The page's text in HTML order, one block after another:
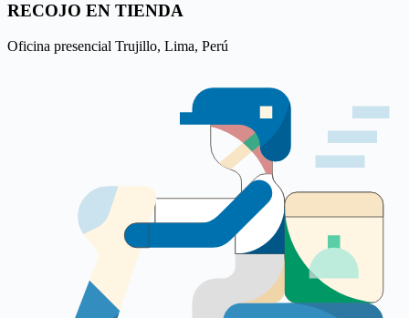
RECOJO EN TIENDA
Oficina presencial Trujillo, Lima, Perú